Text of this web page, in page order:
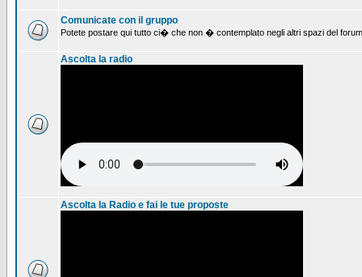
Comunicate con il gruppo
Potete postare qui tutto ci� che non � contemplato negli altri spazi del
Ascolta la radio
Ascolta la Radio e fai le tue proposte